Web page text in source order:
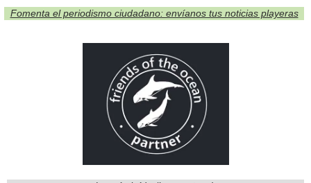
Fomenta el periodismo ciudadano: envíanos tus noticias playeras